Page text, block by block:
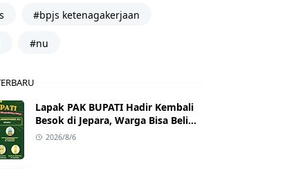
#bpjs ketenagakerjaan
#nu
Lapak PAK BUPATI Hadir Kembali
Besok di Jepara, Warga Bisa Beli
Beras hingga Minyak Goreng
2026/8/6